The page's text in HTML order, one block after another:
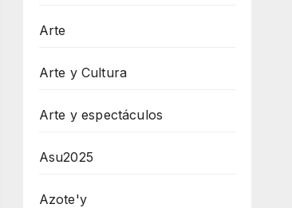
Arte
Arte y Cultura
Arte y espectáculos
Asu2025
Azote'y